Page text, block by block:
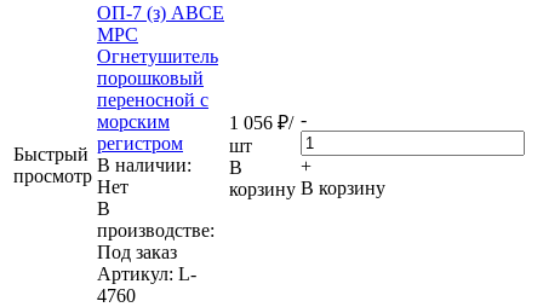
Быстрый
просмотр
ОП-7 (з) АВСЕ
МРС
Огнетушитель
порошковый
переносной с
морским
регистром
В наличии:
Нет
В
производстве:
Под заказ
Артикул: L-
4760
1 056 ₽/
шт
В
корзину
-
+
В корзину